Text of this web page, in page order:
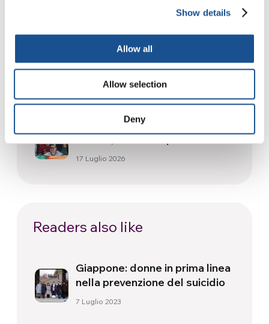
Show details
Allow all
Allow selection
Deny
Ecologia, sport e salute
Festival Re-Imagine Peace, da
Firenze un inno alla pace
Come Toronto vive i Mondiali:
cultura, identità e politica oltre
il campo
17 Luglio 2026
Readers also like
Giappone: donne in prima linea
nella prevenzione del suicidio
7 Luglio 2023